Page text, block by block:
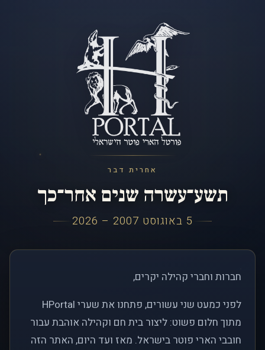
אחרית דבר
תשע־עשרה שנים אחר־כך
5 באוגוסט 2007 – 2026
חברות וחברי קהילה יקרים,
לפני כמעט שני עשורים, פתחנו את שערי HPortal
מתוך חלום פשוט: ליצור בית חם וקהילה אוהבת עבור
חובבי הארי פוטר בישראל. מאז ועד היום, האתר הזה